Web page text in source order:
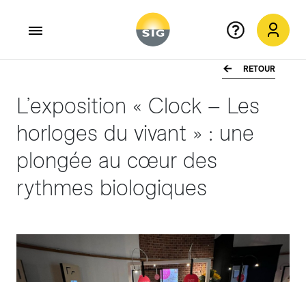
RETOUR
L’exposition « Clock – Les
horloges du vivant » : une
plongée au cœur des
rythmes biologiques